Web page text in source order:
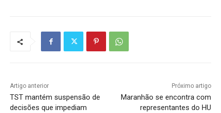
Artigo anterior
TST mantém suspensão de
decisões que impediam
Próximo artigo
Maranhão se encontra com
representantes do HU